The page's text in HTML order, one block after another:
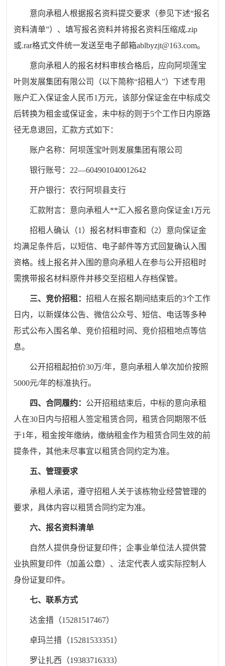
意向承租人根据报名资料提交要求（参见下述“报名
资料清单”）、填写报名资料并将报名资料压缩成.zip
或.rar格式文件统一发送至电子邮箱ablbyzjt@163.com。
意向承租人的报名材料审核合格后，应向阿坝莲宝
叶则发展集团有限公司（以下简称“招租人”）下述专用
账户汇入保证金人民币1 万元，该部分保证金在中标成交
后转换为租金或保证金，未中标的则于5个工作日内原路
径无息退回，汇款方式如下：
账户名称：阿坝莲宝叶则发展集团有限公司
银行账号： 22—604901040012642
开户银行：农行阿坝县支行
汇款附言：意向承租人**汇入报名意向保证金1 万元
招租人确认（1）报名材料审查和（2）意向保证金
均满足条件后，以短信、电子邮件等方式回复确认入围
资格。线上报名并入围的意向承租人在参与公开招租时
需携带报名材料原件并移交至招租人存档保管。
三、竞价招租：招租人在报名期间结束后的3个工作
日内， 以新媒体公告、微信公众号、短信、电话等多种
形式公布入围名单、竞价招租时间、竞价招租地点等信
息。
公开招租起拍价30万/年，意向承租人单次加价按照
5000元/年的标准执行。
四、合同履约： 公开招租结束后，中标的意向承租
人在30日内与招租人签定租赁合同，租赁合同期限不低
于1年，租金按年缴纳，缴纳租金作为租赁合同生效的前
提条件，其他未尽事宜以租赁合同约定为准。
五、管理要求
承租人承诺，遵守招租人关于该栋物业经营管理的
要求，具体内容以租赁合同约定为准。
六、报名资料清单
自然人提供身份证复印件；企事业单位法人提供营
业执照复印件（加盖公章）、法定代表人或实际控制人
身份证复印件。
七、联系方式
达金措（15281517467）
卓玛兰措（15281533351）
罗让扎西（19383716333）